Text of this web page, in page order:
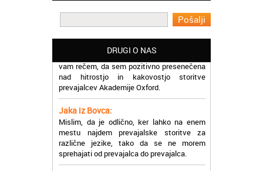
DRUGI O NAS
Martina iz Bleda:
Potrebovala sem prevajanje iz
madžarskega v slovenski jezik in lahko
vam rečem, da sem pozitivno presenečena
prevajalcev Akademije Oxford.
Jaka iz Bovca:
mestu najdem prevajalske storitve za
različne jezike, tako da se ne morem
sprehajati od prevajalca do prevajalca.
Eva iz Brežic: